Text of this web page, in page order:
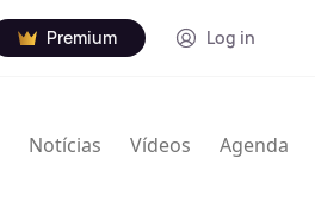
Premium Log in
Notícias Vídeos Agenda